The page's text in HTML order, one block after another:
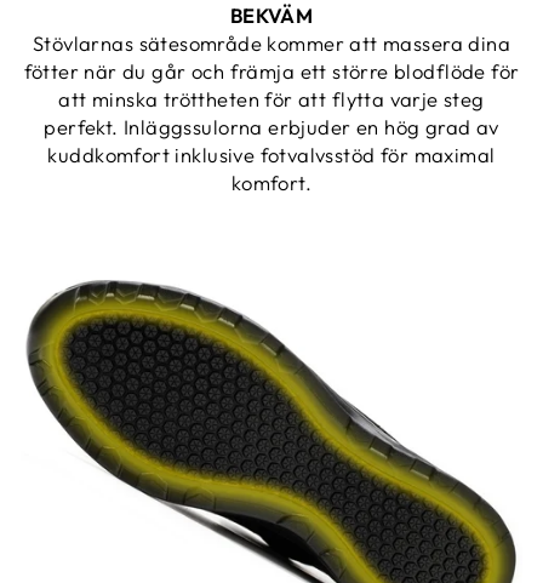
BEKVÄM
Stövlarnas sätesområde kommer att massera dina
fötter när du går och främja ett större blodflöde för
att minska tröttheten för att flytta varje steg
perfekt. Inläggssulorna erbjuder en hög grad av
kuddkomfort inklusive fotvalvsstöd för maximal
komfort.